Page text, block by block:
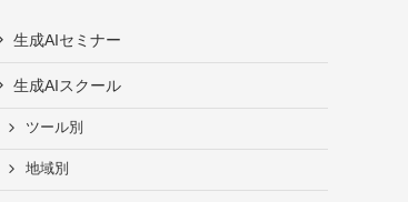
生成AIセミナー
生成AIスクール
ツール別
地域別